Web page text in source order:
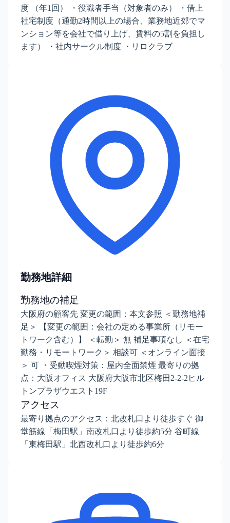
度 （年1回） ・役職者手当（対象者のみ） ・借上
社宅制度（通勤2時間以上の場合、業務地近郊でマ
ンション等を会社で借り上げ、賃料の5割を負担し
ます） ・社内サークル制度 ・リロクラブ
勤務地詳細
勤務地の補足
大阪府の顧客先 変更の範囲：本文参照 ＜勤務地補
足＞ 【変更の範囲：会社の定める事業所（リモー
トワーク含む）】 ＜転勤＞ 無 補足事項なし ＜在宅
勤務・リモートワーク＞ 相談可 ＜オンライン面接
＞ 可 ・受動喫煙対策：屋内全面禁煙 最寄りの拠
点：大阪オフィス 大阪府大阪市北区梅田2-2-2ヒル
トンプラザウエスト19F
アクセス
最寄り拠点のアクセス：北改札口より徒歩すぐ 御
堂筋線「梅田駅」南改札口より徒歩約5分 谷町線
「東梅田駅」北西改札口より徒歩約6分